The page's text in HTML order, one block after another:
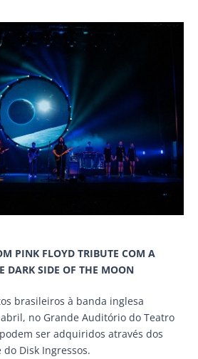
PINK FLOYD TRIBUTE COM A
DARK SIDE OF THE MOON
brasileiros à banda inglesa
no Grande Auditório do Teatro
ser adquiridos através dos
Disk Ingressos.